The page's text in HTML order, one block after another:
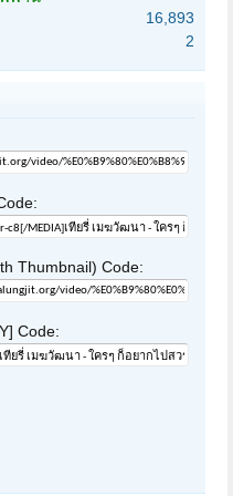
16,893
2
Thumbnail) Code:
Code: